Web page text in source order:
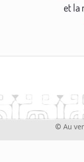
et la
© Au